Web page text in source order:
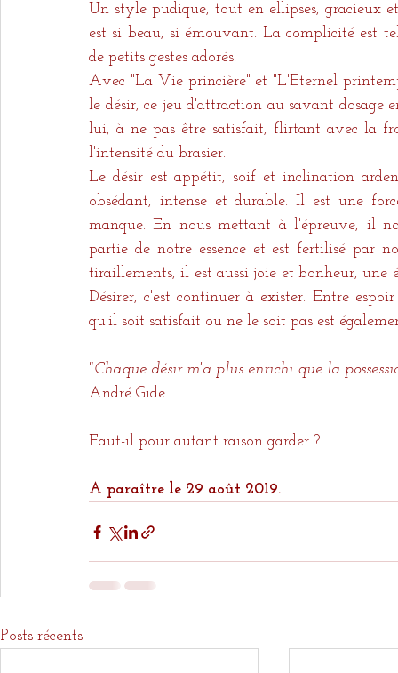
Un style pudique, tout en ellipses, gracieux
est si beau, si émouvant. La complicité est
de petits gestes adorés.
Avec "La Vie princière" et "L'Eternel
le désir, ce jeu d'attraction au savant dosage
lui, à ne pas être satisfait, flirtant avec la
l'intensité du brasier.
Le désir est appétit, soif et inclination
obsédant, intense et durable. Il est une
manque. En nous mettant à l'épreuve, il
partie de notre essence et est fertilisé par
tiraillements, il est aussi joie et bonheur, une
Désirer, c'est continuer à exister. Entre
qu'il soit satisfait ou ne le soit pas est
"Chaque désir m'a plus enrichi que la
André Gide
Faut-il pour autant raison garder ?
A paraître le 29 août 2019.
Posts récents